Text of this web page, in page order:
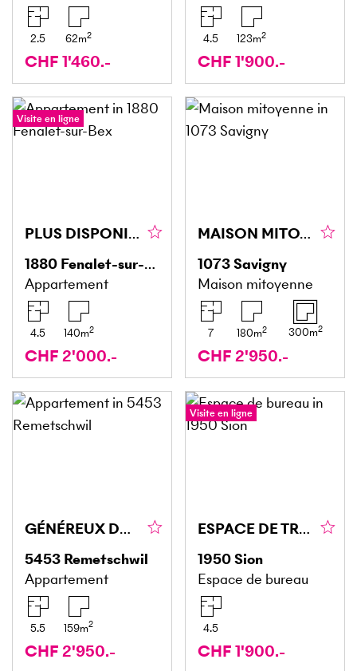
2.5 62m2
CHF 1'460.-
4.5 123m2
CHF 1'900.-
Visite en ligne
PLUS DISPONIBLE
1880 Fenalet-sur-Bex
Appartement
4.5 140m2
CHF 2'000.-
MAISON MITOYENNE AVEC GRAND JARDIN ET TERRASSE
1073Savigny
Maison mitoyenne
7 180m2 300m2
CHF 2'950.-
GÉNÉREUX DANS UNE RÉGION RURALE
5453 Remetschwil
Appartement
5.5 159m2
CHF 2'950.-
Visite en ligne
ESPACE DE TRAVAIL AU CENTRE VILLE
1950Sion
Espace de bureau
4.5
CHF 1'900.-